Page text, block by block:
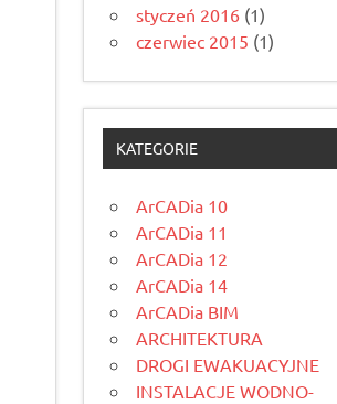
styczeń 2016 (1)
czerwiec 2015 (1)
KATEGORIE
ArCADia 10
ArCADia 11
ArCADia 12
ArCADia 14
ArCADia BIM
ARCHITEKTURA
DROGI EWAKUACYJNE
INSTALACJE WODNO-